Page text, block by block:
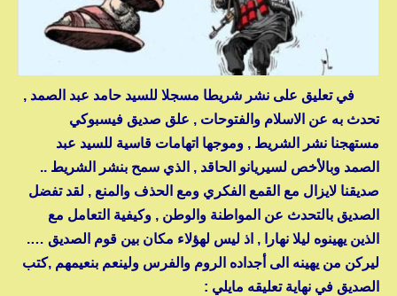
في تعليق على نشر شريطا مسجلا للسيد حامد عبد الصمد ,
تحدث به عن الاسلام والفتوحات , علق صديق فيسبوكي
مستهجنا نشر الشريط , وموجها اتهامات قاسية للسيد عبد
الصمد وبالأخص لسيريانو الحاقد , الذي سمح بنشر الشريط ..
صديقنا لايزال مع القمع الفكري ومع الحذف والمنع , لقد تفضل
الصديق بالتحدث عن المواطنة والوطن , وكيفية التعامل مع
الذين يهينوه ليلا نهارا , اذ ليس لهؤلاء مكان بين قوم الصديق ….
ليركن من يهينه الى أجداده الروم والفرس ولينعم بنعيمهم ,كتب
الصديق في نهاية تعليقه مايلي :